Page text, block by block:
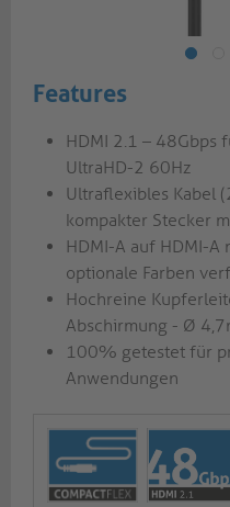
Features
HDMI 2.1 – 48Gbps
UltraHD-2 60Hz
Ultraflexibles Kabel
kompakter Stecker
HDMI-A auf HDMI-
optionale Farben
Hochreine
Abschirmung - Ø
100% getestet für
Anwendungen